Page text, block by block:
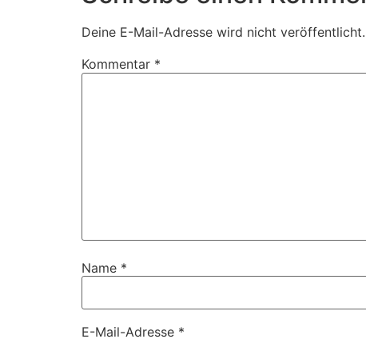
Deine E-Mail-Adresse wird nicht veröffentlicht.
Kommentar *
Name *
E-Mail-Adresse *